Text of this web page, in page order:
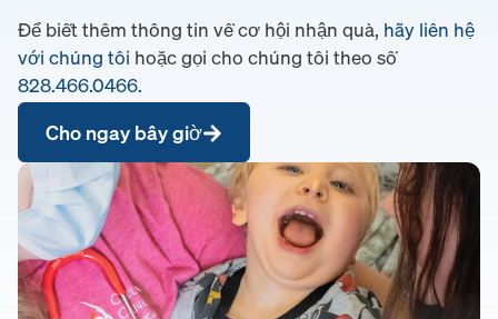
Để biết thêm thông tin về cơ hội nhận quà, hãy liên hệ
với chúng tôi hoặc gọi cho chúng tôi theo số
828.466.0466.
Cho ngay bây giờ